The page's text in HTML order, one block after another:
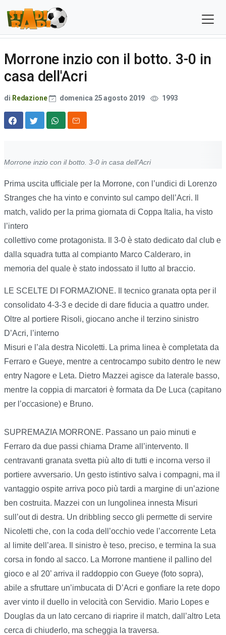
Morrone inzio con il botto. 3-0 in
casa dell'Acri
di Redazione domenica 25 agosto 2019 1993
Morrone inzio con il botto. 3-0 in casa dell'Acri
Prima uscita ufficiale per la Morrone, con l’undici di Lorenzo
Stranges che ha vinto e convinto sul campo dell’Acri. Il
match, valido per la prima giornata di Coppa Italia, ha visto
l’intero
collettivo come protagonista. Il 3-0 è stato dedicato dal club e
dalla squadra tutta al compianto Marco Calderaro, in
memoria del quale è stato indossato il lutto al braccio.
LE SCELTE DI FORMAZIONE. Il tecnico granata opta per il
consolidato 4-3-3 e decide di dare fiducia a quattro under.
Oltre al portiere Risoli, giocano anche il terzino sinistro
D’Acri, l’interno
Misuri e l’ala destra Nicoletti. La prima linea è completata da
Ferraro e Gueye, mentre a centrocampo subito dentro le new
entry Nagore e Leta. Dietro Mazzei agisce da laterale basso,
mentre la coppia di marcatori è formata da De Luca (capitano
per l’occasione) e Bruno.
SUPREMAZIA MORRONE. Passano un paio minuti e
Ferraro da due passi chiama Drame all’intervento. Il
centravanti granata svetta più alto di tutti e incorna verso il
portiere avversario. Un gesto istintivo salva i compagni, ma il
vantaggio ospite arriva poco più tardi a margine di un’azione
ben costruita. Mazzei con un lungolinea innesta Misuri
sull’out di destra. Un dribbling secco gli permette di servire
Nicoletti che, con la coda dell’occhio vede l’accorrente Leta
al limite dell’area. Il sinistro è teso, preciso, e termina la sua
corsa in fondo al sacco. La Morrone mantiene il pallino del
gioco e al 20’ arriva il raddoppio con Gueye (foto sopra),
abile a sfruttare un’imbucata di D’Acri e gonfiare la rete dopo
aver vinto il duello in velocità con Servidio. Mario Lopes e
Douglas da un lato cercano di riaprire il match, dall’altro Leta
cerca di chiuderlo, ma scheggia la traversa.